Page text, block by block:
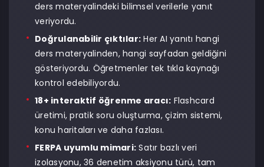
ders materyalindeki bilimsel verilerle yanıt
veriyordu.
Doğrulanabilir çıktılar: Her AI yanıtı hangi
ders materyalinden, hangi sayfadan geldiğini
gösteriyordu. Öğretmenler tek tıkla kaynağı
kontrol edebiliyordu.
18+ interaktif öğrenme aracı: Flashcard
üretimi, pratik soru oluşturma, çizim sistemi,
konu haritaları ve daha fazlası.
FERPA uyumlu mimari: Satır bazlı veri
izolasyonu, 36 denetim aksiyonu türü, tam